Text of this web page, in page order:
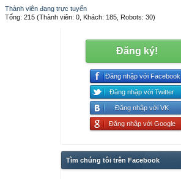
Thành viên đang trực tuyến
Tổng: 215 (Thành viên: 0, Khách: 185, Robots: 30)
Đăng ký!
Đăng nhập với Facebook
Đăng nhập với Twitter
Đăng nhập với VK
Đăng nhập với Google
Tìm chúng tôi trên Facebook